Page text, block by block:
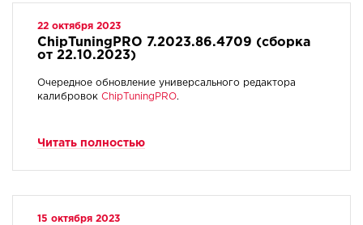
22 октября 2023
ChipTuningPRO 7.2023.86.4709 (сборка
от 22.10.2023)
Очередное обновление универсального редактора
калибровок ChipTuningPRO.
Читать полностью
15 октября 2023